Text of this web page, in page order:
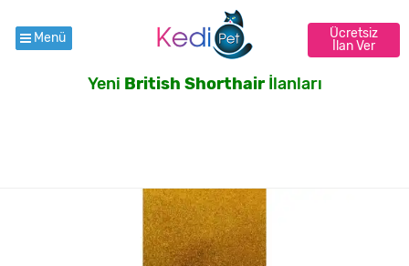
Menü
Ücretsiz
İlan Ver
Yeni British Shorthairİlanları